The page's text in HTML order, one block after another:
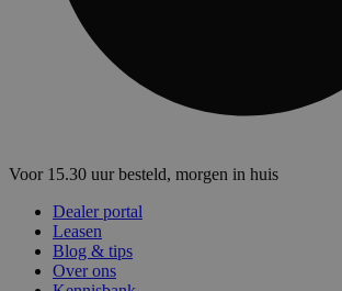
Voor 15.30 uur besteld, morgen in huis
Dealer portal
Leasen
Blog & tips
Over ons